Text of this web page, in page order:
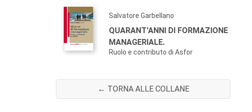
Salvatore Garbellano
QUARANT'ANNI DI FORMAZIONE
MANAGERIALE.
Ruolo e contributo di Asfor
← TORNA ALLE COLLANE